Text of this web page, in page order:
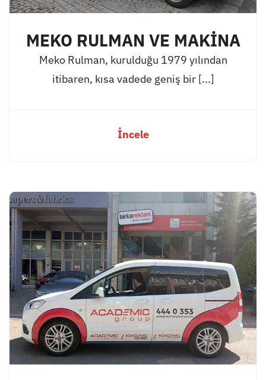
MEKO RULMAN VE MAKİNA
Meko Rulman, kurulduğu 1979 yılından
itibaren, kısa vadede geniş bir [...]
İncele